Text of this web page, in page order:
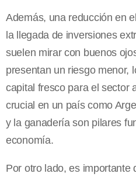
Además, una reducción en
la llegada de inversiones
suelen mirar con buenos
presentan un riesgo menor,
capital fresco para el sector
crucial en un país como
y la ganadería son pilares
economía.
Por otro lado, es importante